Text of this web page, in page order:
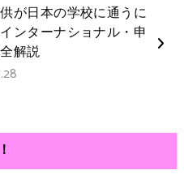
が日本の学校に通うに
ンターナショナル・申
解説